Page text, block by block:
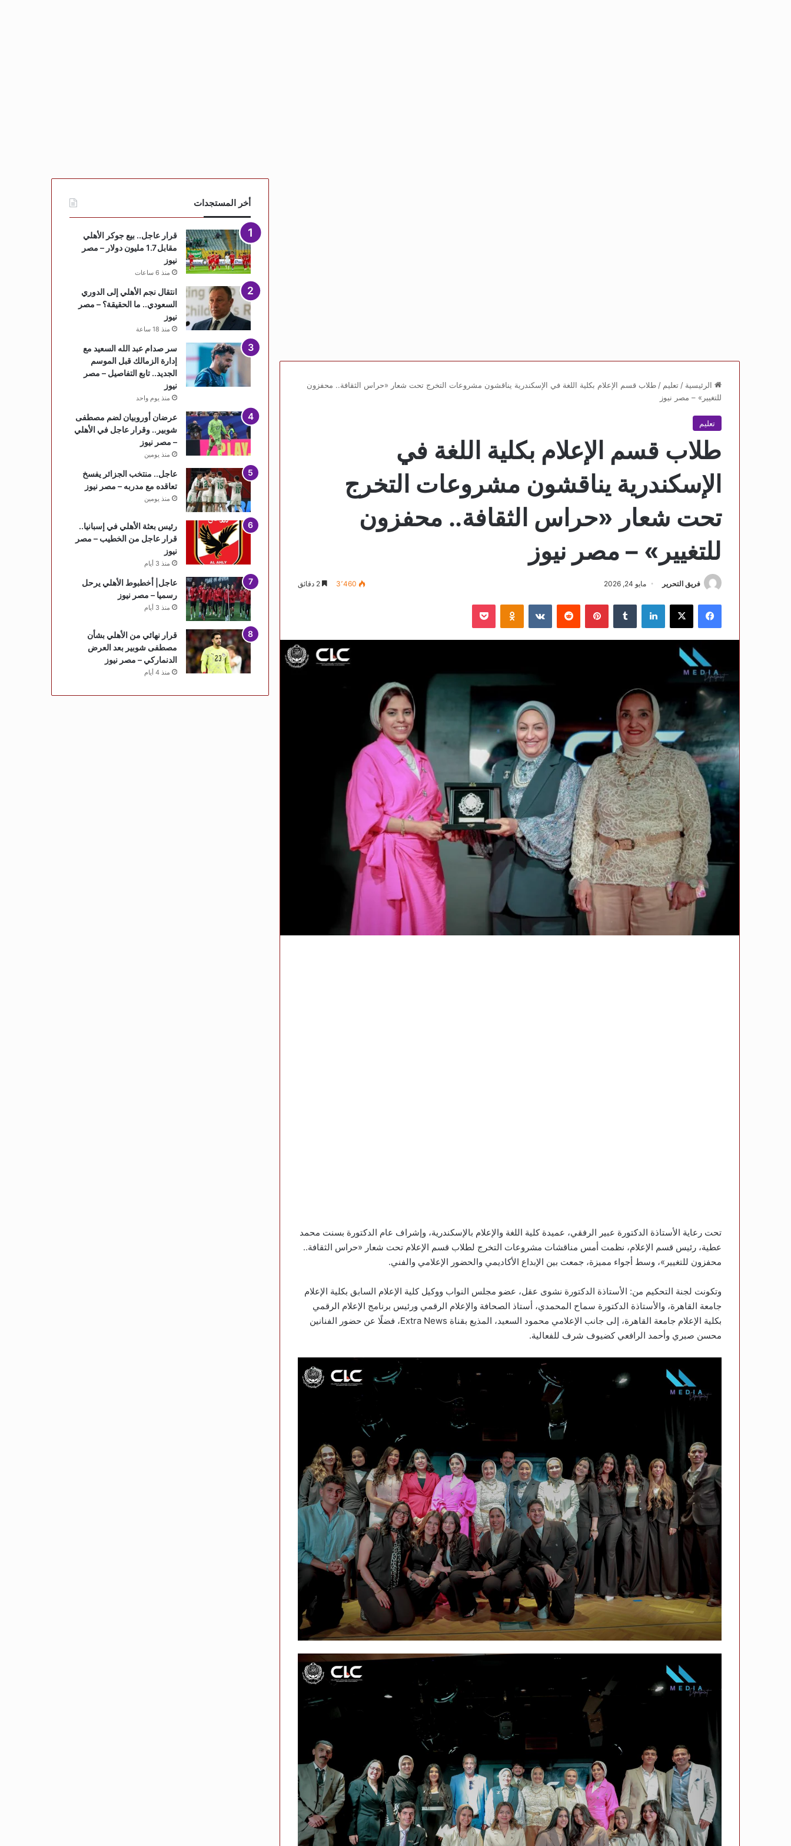
الرئيسية / تعليم / طلاب قسم الإعلام بكلية اللغة في الإسكندرية يناقشون مشروعات التخرج تحت شعار «حراس الثقافة.. محفزون
للتغيير» – مصر نيوز
تعليم
طلاب قسم الإعلام بكلية اللغة في
الإسكندرية يناقشون مشروعات التخرج
تحت شعار «حراس الثقافة.. محفزون
للتغيير» – مصر نيوز
فريق التحرير مايو 24, 2026 3٬460
فيسبوك لينكدإن بينتيريست
تحت رعاية الأستاذة الدكتورة عبير الرفقي، عميدة كلية اللغة والإعلام بالإسكندرية، وإشراف عام الدكتورة بسنت محمد
عطية، رئيس قسم الإعلام، نظمت أمس مناقشات مشروعات التخرج لطلاب قسم الإعلام تحت شعار «حراس الثقافة..
محفزون للتغيير»، وسط أجواء مميزة، جمعت بين الإبداع الأكاديمي والحضور الإعلامي والفني.
وتكونت لجنة التحكيم من: الأستاذة الدكتورة نشوى عقل، عضو مجلس النواب ووكيل كلية الإعلام السابق بكلية الإعلام
جامعة القاهرة، والأستاذة الدكتورة سماح المحمدي، أستاذ الصحافة والإعلام الرقمي ورئيس برنامج الإعلام الرقمي
بكلية الإعلام جامعة القاهرة، إلى جانب الإعلامي محمود السعيد، المذيع بقناة Extra News، فضلًا عن حضور الفنانين
محسن صبري وأحمد الرافعي كضيوف شرف للفعالية.
أخر المستجدات
قرار عاجل.. بيع جوكر الأهلي
مقابل 1.7 مليون دولار – مصر
نيوز
منذ 6 ساعات
انتقال نجم الأهلي إلى الدوري
السعودي.. ما الحقيقة؟ – مصر
نيوز
منذ 18 ساعة
سر صدام عبد الله السعيد مع
إدارة الزمالك قبل الموسم
الجديد.. تابع التفاصيل – مصر
نيوز
منذ يوم واحد
عرضان أوروبيان لضم مصطفى
شوبير.. وقرار عاجل في الأهلي
– مصر نيوز
منذ يومين
عاجل.. منتخب الجزائر يفسخ
تعاقده مع مدربه – مصر نيوز
منذ يومين
رئيس بعثة الأهلي في إسبانيا..
قرار عاجل من الخطيب – مصر
نيوز
منذ 3 أيام
عاجل| أخطبوط الأهلي يرحل
رسميا – مصر نيوز
منذ 3 أيام
قرار نهائي من الأهلي بشأن
مصطفى شوبير بعد العرض
الدنماركي – مصر نيوز
منذ 4 أيام